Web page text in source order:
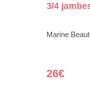
3/4
Marine
26€